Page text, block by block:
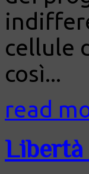
cellule
così...
read
Libertà